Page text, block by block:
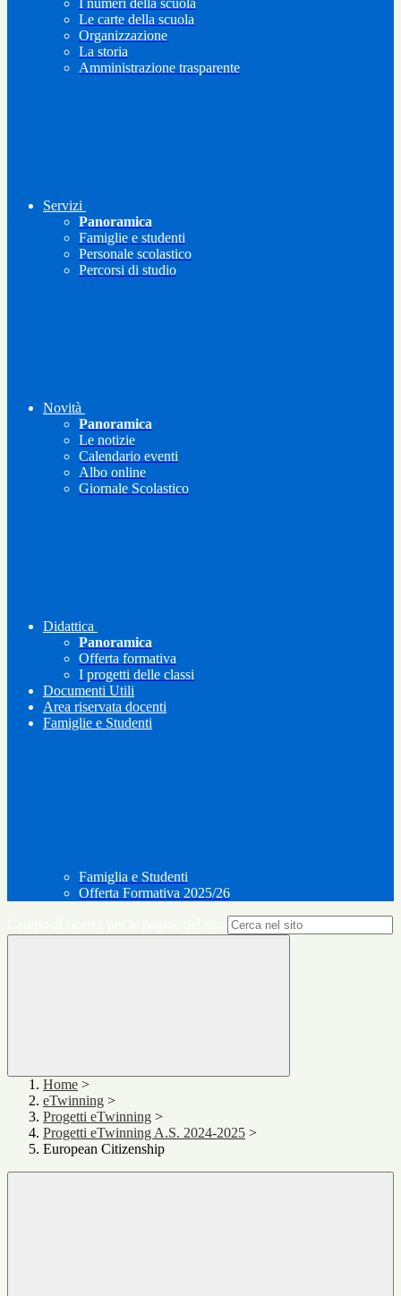
I numeri della scuola
Le carte della scuola
Organizzazione
La storia
Amministrazione trasparente
Servizi
Panoramica
Famiglie e studenti
Personale scolastico
Percorsi di studio
Novità
Panoramica
Le notizie
Calendario eventi
Albo online
Giornale Scolastico
Didattica
Panoramica
Offerta formativa
I progetti delle classi
Documenti Utili
Area riservata docenti
Famiglie e Studenti
Famiglia e Studenti
Offerta Formativa 2025/26
Home >
eTwinning >
Progetti eTwinning >
Progetti eTwinning A.S. 2024-2025 >
European Citizenship